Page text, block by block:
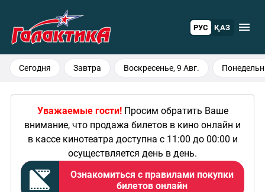
РУС ҚАЗ
Уральск
Сегодня Завтра Воскресенье, 9 Авг.
Уважаемые гости!Просим обратить Ваше
внимание, что продажа билетов в кино онлайн и
в кассе кинотеатра доступна с 11:00 до 00:00 и
осуществляется день в день.
Ознакомиться с правилами покупки
билетов онлайн